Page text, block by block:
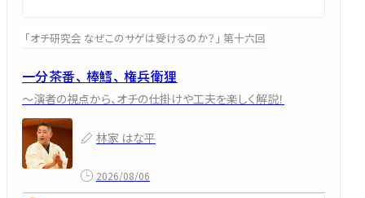
「オチ研究会 なぜこのサゲは受けるのか？」 第十六回
一分茶番、 棒鱈、 権兵衛狸
～演者の視点から、オチの仕掛けや工夫を楽しく解説！
林家 はな平
2026/08/06